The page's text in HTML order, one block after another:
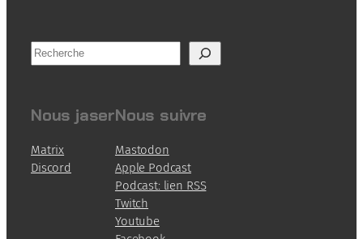
R
e
e
c
h
Nous jaser
Matrix
Discord
Nous suivre
Mastodon
Apple Podcast
Podcast: lien RSS
Twitch
Youtube